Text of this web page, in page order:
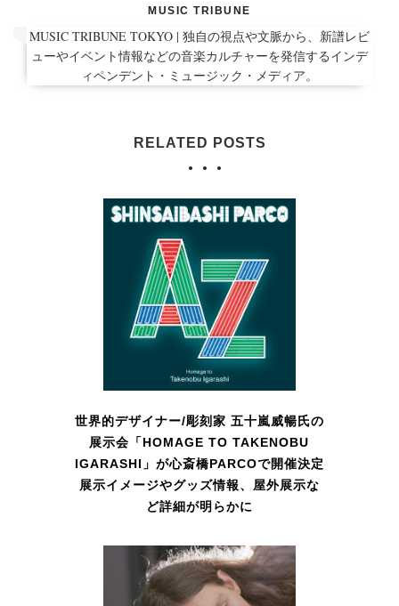
MUSIC TRIBUNE
MUSIC TRIBUNE TOKYO | 独自の視点や文脈から、新譜レビ
ューやイベント情報などの音楽カルチャーを発信するインデ
ィペンデント・ミュージック・メディア。
RELATED POSTS
世界的デザイナー/彫刻家 五十嵐威暢氏の
展示会「HOMAGE TO TAKENOBU
IGARASHI」が心斎橋PARCOで開催決定
展示イメージやグッズ情報、屋外展示な
ど詳細が明らかに